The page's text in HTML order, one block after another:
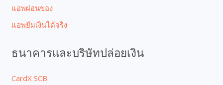
แอพผ่อนของ
แอพยืมเงินได้จริง
ธนาคารและบริษัทปล่อยเงิน
CardX SCB